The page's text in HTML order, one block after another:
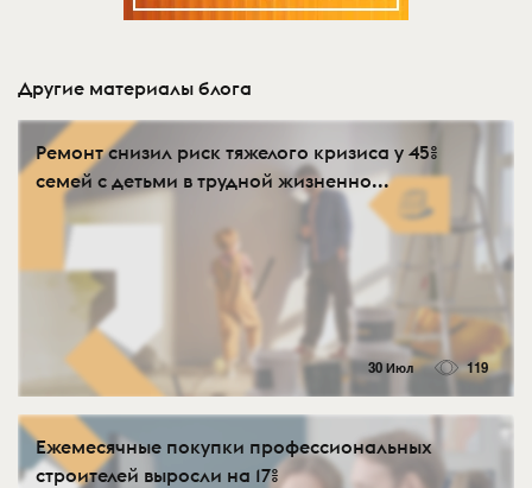
Другие материалы блога
Ремонт снизил риск тяжелого кризиса у 45%
семей с детьми в трудной жизненно...
30 Июл 119
Ежемесячные покупки профессиональных
строителей выросли на 17%